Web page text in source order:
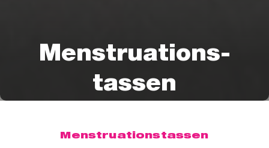
Menstruations-
tassen
Menstruationstassen